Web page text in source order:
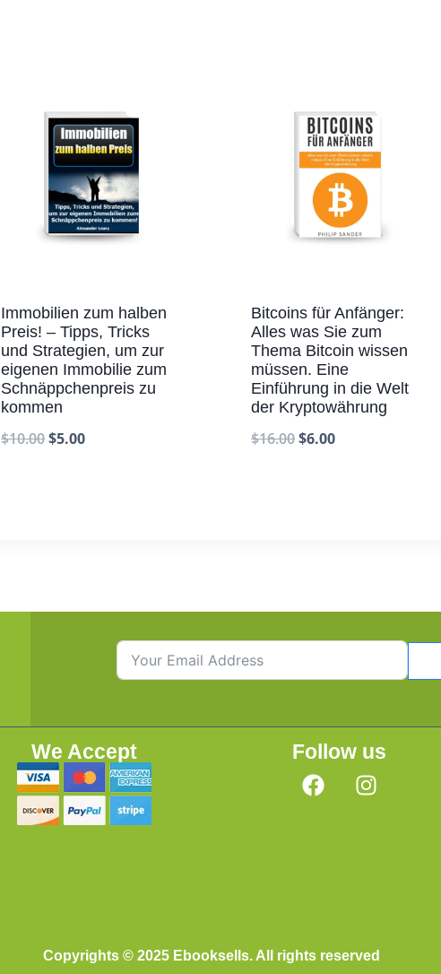
Immobilien zum halben
Preis! – Tipps, Tricks
und Strategien, um zur
eigenen Immobilie zum
Schnäppchenpreis zu
kommen
$10.00$5.00
Bitcoins für Anfänger:
Alles was Sie zum
Thema Bitcoin wissen
müssen. Eine
Einführung in die Welt
der Kryptowährung
$16.00$6.00
We Accept Follow us
Copyrights © 2025 Ebooksells. All rights reserved